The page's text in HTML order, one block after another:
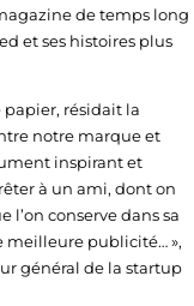
de temps long
et ses histoires plus
résidait la
notre marque et
inspirant et
à un ami, dont on
l’on conserve dans sa
meilleure publicité… »,
général de la startup